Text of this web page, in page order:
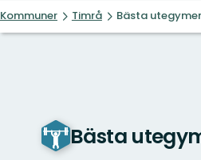
Kommuner Timrå Bästa
Bästa